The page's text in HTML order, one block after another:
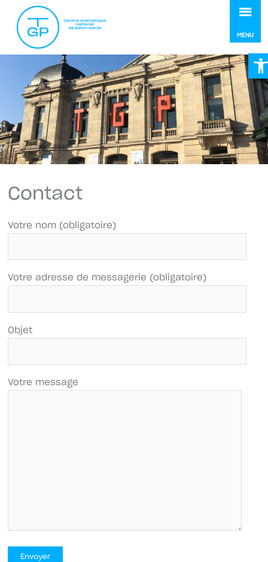
MENU
Contact
Votre nom (obligatoire)
Votre adresse de messagerie (obligatoire)
Objet
Votre message